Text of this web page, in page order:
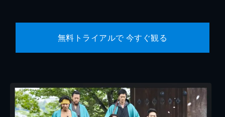
無料トライアルで 今すぐ観る